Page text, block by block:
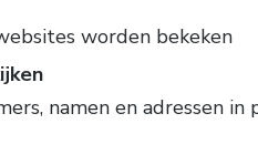
worden bekeken
namen en adressen in